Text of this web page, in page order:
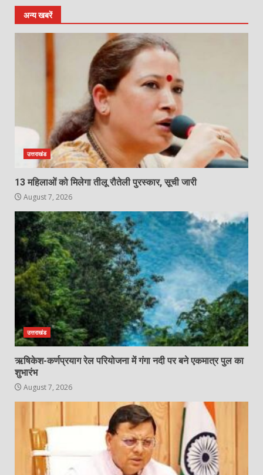
अन्य खबरें
उत्तराखंड
13 महिलाओं को मिलेगा तीलू रौतेली पुरस्कार, सूची जारी
August 7, 2026
उत्तराखंड
ऋषिकेश-कर्णप्रयाग रेल परियोजना में गंगा नदी पर बने एकमात्र पुल का
शुभारंभ
August 7, 2026